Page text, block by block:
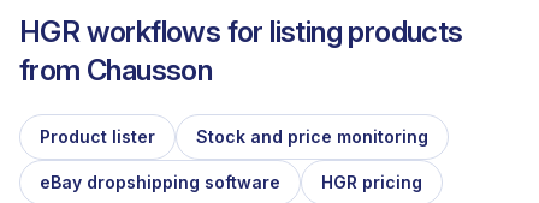
HGR workflows for listing products
from Chausson
Product lister Stock and price monitoring
eBay dropshipping software HGR pricing